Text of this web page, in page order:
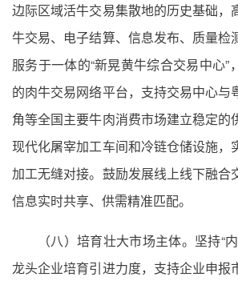
边际区域活牛交易集散地的历史基础，
牛交易、电子结算、信息发布、质量检
服务于一体的“新晃黄牛综合交易中心”
的肉牛交易网络平台，支持交易中心与
角等全国主要牛肉消费市场建立稳定的
现代化屠宰加工车间和冷链仓储设施，
加工无缝对接。鼓励发展线上线下融合
信息实时共享、供需精准匹配。
（八）培育壮大市场主体。坚持“
龙头企业培育引进力度，支持企业申报